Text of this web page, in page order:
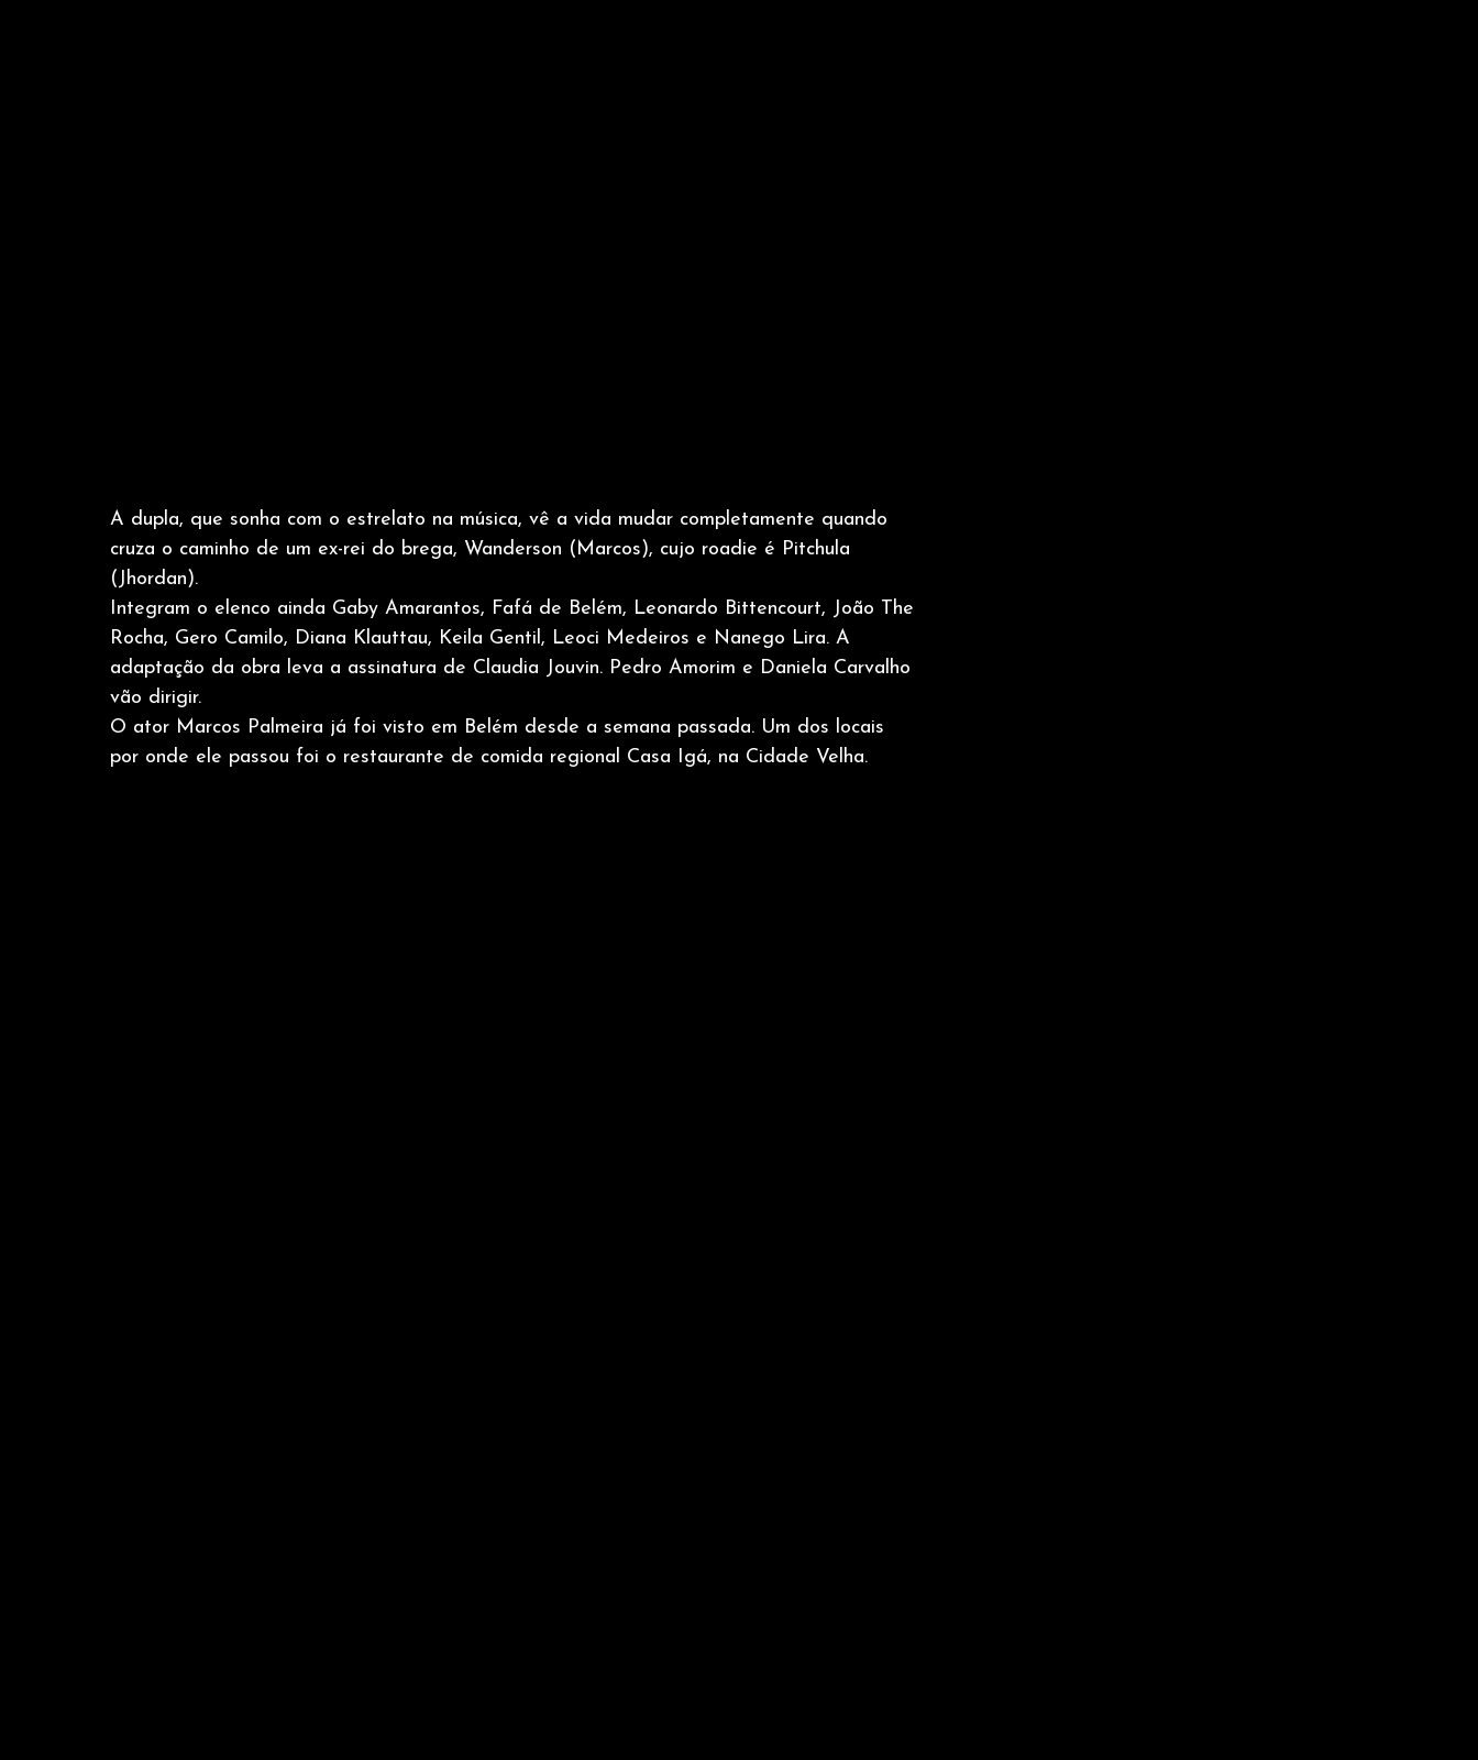
A dupla, que sonha com o estrelato na música, vê a vida mudar completamente quando
cruza o caminho de um ex-rei do brega, Wanderson (Marcos), cujo roadie é Pitchula
(Jhordan).
Integram o elenco ainda Gaby Amarantos, Fafá de Belém, Leonardo Bittencourt, João The
Rocha, Gero Camilo, Diana Klauttau, Keila Gentil, Leoci Medeiros e Nanego Lira. A
adaptação da obra leva a assinatura de Claudia Jouvin. Pedro Amorim e Daniela Carvalho
vão dirigir.
O ator Marcos Palmeira já foi visto em Belém desde a semana passada. Um dos locais
por onde ele passou foi o restaurante de comida regional Casa Igá, na Cidade Velha.